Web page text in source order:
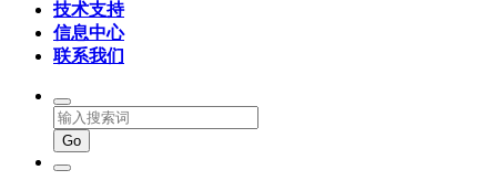
技术支持
信息中心
联系我们